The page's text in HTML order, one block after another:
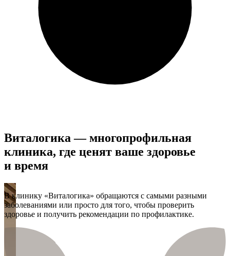
Виталогика — многопрофильная
клиника, где ценят ваше здоровье
и время
В клинику «Виталогика» обращаются с самыми разными
заболеваниями или просто для того, чтобы проверить
здоровье и получить рекомендации по профилактике.